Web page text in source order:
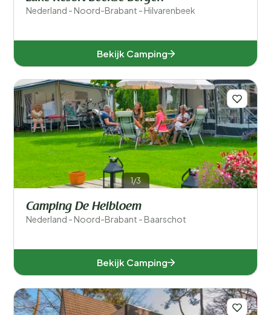
Nederland - Noord-Brabant - Hilvarenbeek
Bekijk Camping
1/3
Camping De Heibloem
Nederland - Noord-Brabant - Baarschot
Bekijk Camping